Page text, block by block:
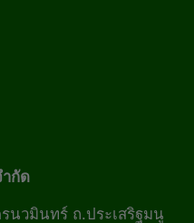
ำกัด
นวมินทร์ ถ.ประเสริฐมนู